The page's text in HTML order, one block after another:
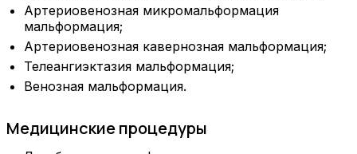
Артериовенозная микромальформация
мальформация;
Артериовенозная кавернозная мальформация;
Телеангиэктазия мальформация;
Венозная мальформация.
Медицинские процедуры